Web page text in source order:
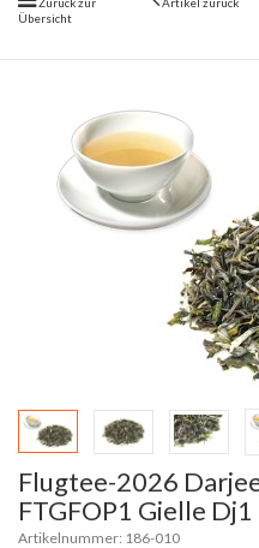
Übersicht
Flugtee-2026
FTGFOP1 Gielle Dj1
Artikelnummer: 186-010